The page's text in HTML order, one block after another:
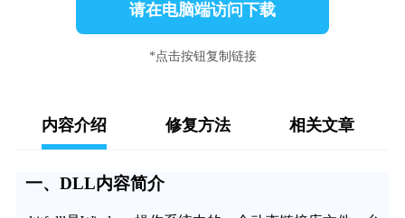
请在电脑端访问下载
*点击按钮复制链接
内容介绍 修复方法 相关文章
一、DLL内容简介